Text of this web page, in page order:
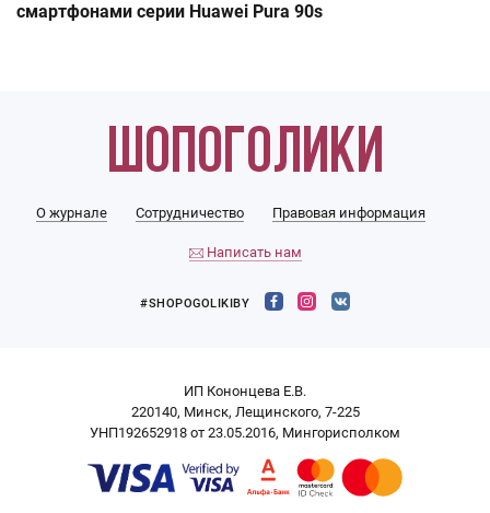
смартфонами серии Huawei Pura 90s
О журнале Сотрудничество Правовая информация
Написать нам
#SHOPOGOLIKIBY
ИП Кононцева Е.В.
220140, Минск, Лещинского, 7-225
УНП192652918 от 23.05.2016, Мингорисполком